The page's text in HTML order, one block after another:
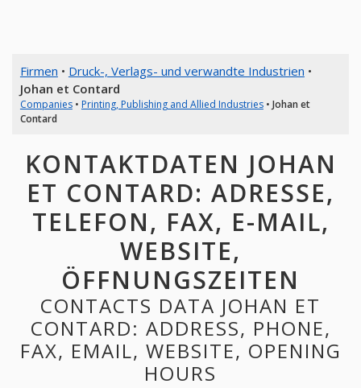
Firmen • Druck-, Verlags- und verwandte Industrien •
Johan et Contard
Companies• Printing, Publishing and Allied Industries• Johan et
Contard
KONTAKTDATEN JOHAN
ET CONTARD: ADRESSE,
TELEFON, FAX, E-MAIL,
WEBSITE,
ÖFFNUNGSZEITEN
CONTACTS DATA JOHAN ET
CONTARD: ADDRESS, PHONE,
FAX, EMAIL, WEBSITE, OPENING
HOURS